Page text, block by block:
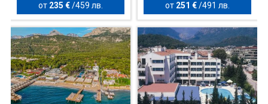
от 235 € /459 лв. от 251 €/491 лв.